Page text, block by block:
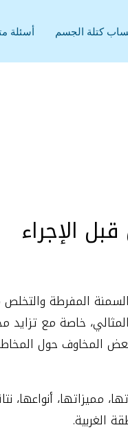
كتلة الجسم أسئلة
الإجراء
المفرطة
خاصة مع تزايد
المخاوف حول
أنواعها،
الغربية.